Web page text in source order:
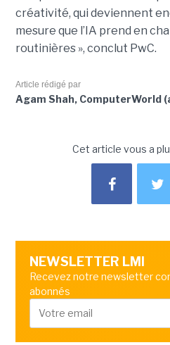
créativité, qui deviennent
mesure que l’IA prend en
routinières », conclut PwC.
Article rédigé par
Agam Shah, ComputerWorld
Cet article vous a
NEWSLETTER LMI
Recevez notre newsletter
abonnés